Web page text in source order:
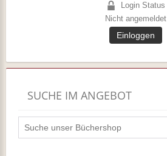
Login Status
Nicht angemeldet
Einloggen
SUCHE IM ANGEBOT